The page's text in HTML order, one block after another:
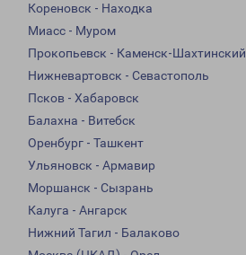
Кореновск - Находка
Миасс - Муром
Прокопьевск - Каменск-Шахтинский
Нижневартовск - Севастополь
Псков - Хабаровск
Балахна - Витебск
Оренбург - Ташкент
Ульяновск - Армавир
Моршанск - Сызрань
Калуга - Ангарск
Нижний Тагил - Балаково